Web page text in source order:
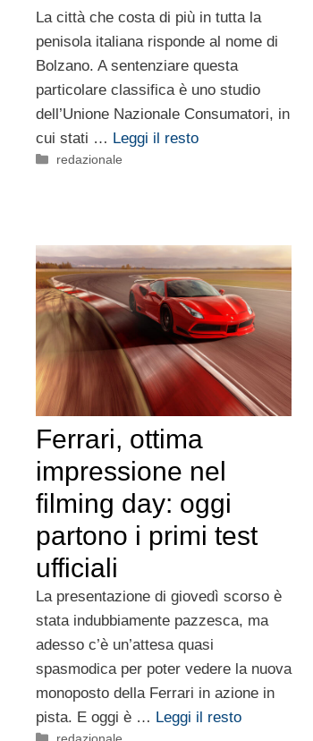
La città che costa di più in tutta la
penisola italiana risponde al nome di
Bolzano. A sentenziare questa
particolare classifica è uno studio
dell’Unione Nazionale Consumatori, in
cui stati … Leggi il resto
Categorie
redazionale
Ferrari, ottima
impressione nel
filming day: oggi
partono i primi test
ufficiali
La presentazione di giovedì scorso è
stata indubbiamente pazzesca, ma
adesso c’è un’attesa quasi
spasmodica per poter vedere la nuova
monoposto della Ferrari in azione in
pista. E oggi è … Leggi il resto
Categorie
redazionale